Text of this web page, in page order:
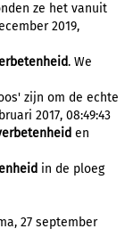
ze het vanuit
2019,
. We
zijn om de echte
2017, 08:49:43
en
in de ploeg
27 september